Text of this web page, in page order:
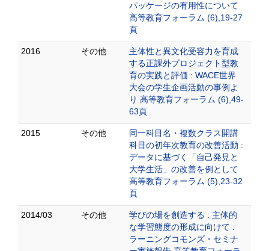
パッケージの有用性について
高等教育フォーラム (6),19-27
頁
2016 その他
主体性と異文化受容力を育成
する正課外プロジェクト型教
育の実践と評価 : WACE世界
大会の学生企画活動の事例よ
り 高等教育フォーラム (6),49-
63頁
2015 その他
同一科目名・複数クラス開講
科目の初年次教育の改善活動 :
データに基づく「自己発見と
大学生活」の改善を例として
高等教育フォーラム (5),23-32
頁
2014/03 その他
学びの場を創造する : 主体的
な学習態度の形成に向けて :
ラーニングコモンズ・セミナ